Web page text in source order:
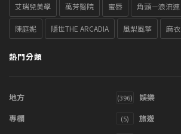
艾瑞兒美學 萬芳醫院 蜜唇 角頭－浪流連
陳庭妮 隱世THE ARCADIA 風梨風箏 麻衣
熱門分類
地方 (396) 娛樂
專欄 (5) 旅遊